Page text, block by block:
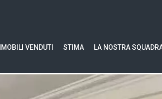
VENDUTI STIMA LA NOSTRA